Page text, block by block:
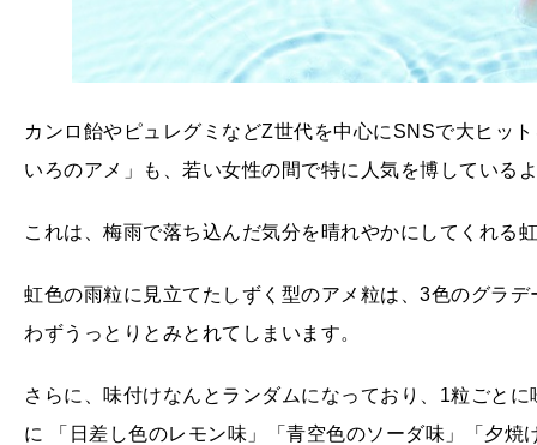
カンロ飴やピュレグミなどZ世代を中心にSNSで大ヒッ
いろのアメ」も、若い女性の間で特に人気を博している
これは、梅雨で落ち込んだ気分を晴れやかにしてくれる
虹色の雨粒に見立てたしずく型のアメ粒は、3色のグラ
わずうっとりとみとれてしまいます。
さらに、味付けなんとランダムになっており、1粒ごと
に 「日差し色のレモン味」「青空色のソーダ味」「夕